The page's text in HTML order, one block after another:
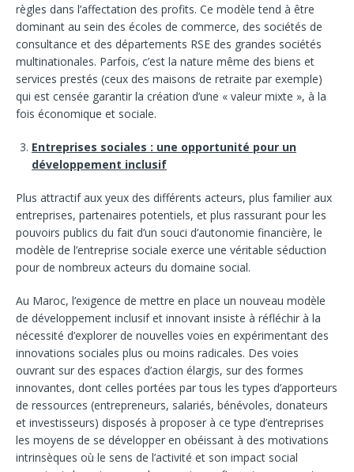
règles dans l’affectation des profits. Ce modèle tend à être
dominant au sein des écoles de commerce, des sociétés de
consultance et des départements RSE des grandes sociétés
multinationales. Parfois, c’est la nature même des biens et
services prestés (ceux des maisons de retraite par exemple)
qui est censée garantir la création d’une « valeur mixte », à la
fois économique et sociale.
Entreprises sociales : une opportunité pour un
développement inclusif
Plus attractif aux yeux des différents acteurs, plus familier aux
entreprises, partenaires potentiels, et plus rassurant pour les
pouvoirs publics du fait d’un souci d’autonomie financière, le
modèle de l’entreprise sociale exerce une véritable séduction
pour de nombreux acteurs du domaine social.
Au Maroc, l’exigence de mettre en place un nouveau modèle
de développement inclusif et innovant insiste à réfléchir à la
nécessité d’explorer de nouvelles voies en expérimentant des
innovations sociales plus ou moins radicales. Des voies
ouvrant sur des espaces d’action élargis, sur des formes
innovantes, dont celles portées par tous les types d’apporteurs
de ressources (entrepreneurs, salariés, bénévoles, donateurs
et investisseurs) disposés à proposer à ce type d’entreprises
les moyens de se développer en obéissant à des motivations
intrinsèques où le sens de l’activité et son impact social